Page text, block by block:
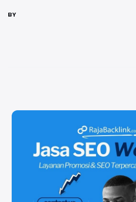
signifikan di DPR adalah Partai
BY